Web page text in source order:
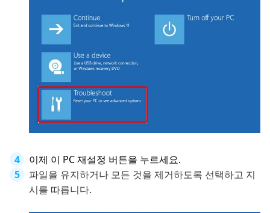
이제 이 PC 재설정 버튼을 누르세요.
파일을 유지하거나 모든 것을 제거하도록 선택하고 지
시를 따릅니다.